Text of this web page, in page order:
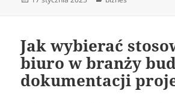
Jak wybierać
biuro w branży
dokumentacji